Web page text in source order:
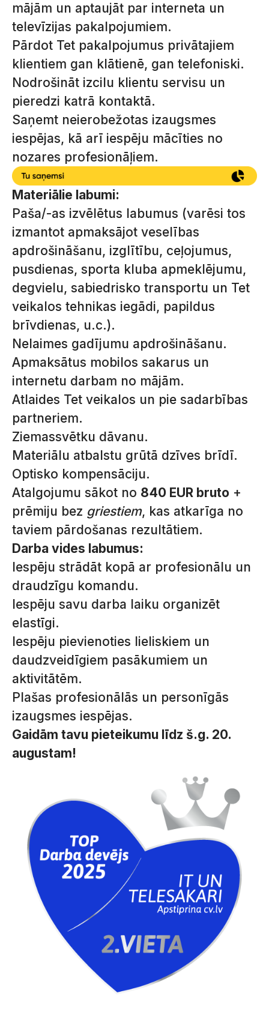
mājām un aptaujāt par interneta un
televīzijas pakalpojumiem.
Pārdot Tet pakalpojumus privātajiem
klientiem gan klātienē, gan telefoniski.
Nodrošināt izcilu klientu servisu un
pieredzi katrā kontaktā.
Saņemt neierobežotas izaugsmes
iespējas, kā arī iespēju mācīties no
nozares profesionāļiem.
Materiālie labumi:
Paša/-as izvēlētus labumus (varēsi tos
izmantot apmaksājot veselības
apdrošināšanu, izglītību, ceļojumus,
pusdienas, sporta kluba apmeklējumu,
degvielu, sabiedrisko transportu un Tet
veikalos tehnikas iegādi, papildus
brīvdienas, u.c.).
Nelaimes gadījumu apdrošināšanu.
Apmaksātus mobilos sakarus un
internetu darbam no mājām.
Atlaides Tet veikalos un pie sadarbības
partneriem.
Ziemassvētku dāvanu.
Materiālu atbalstu grūtā dzīves brīdī.
Optisko kompensāciju.
Atalgojumu sākot no 840 EUR bruto +
prēmiju bez griestiem, kas atkarīga no
taviem pārdošanas rezultātiem.
Darba vides labumus:
Iespēju strādāt kopā ar profesionālu un
draudzīgu komandu.
Iespēju savu darba laiku organizēt
elastīgi.
Iespēju pievienoties lieliskiem un
daudzveidīgiem pasākumiem un
aktivitātēm.
Plašas profesionālās un personīgās
izaugsmes iespējas.
Gaidām tavu pieteikumu līdz š.g. 20.
augustam!